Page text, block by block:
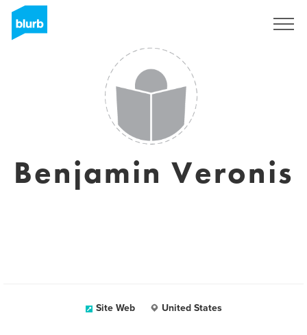
Benjamin Veronis
Site Web United States